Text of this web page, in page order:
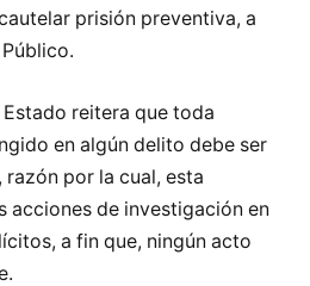
prisión preventiva, a
reitera que toda
en algún delito debe ser
por la cual, esta
acciones de investigación en
a fin que, ningún acto